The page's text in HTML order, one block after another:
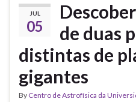
JUL
05
de duas
distintas de
gigantes
By Centro de Astrofísica da